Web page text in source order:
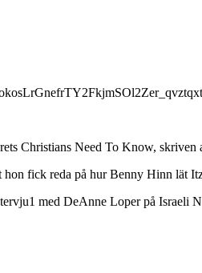
Christians Need To Know,
fick reda på hur Benny Hinn lät
med DeAnne Loper på Israeli